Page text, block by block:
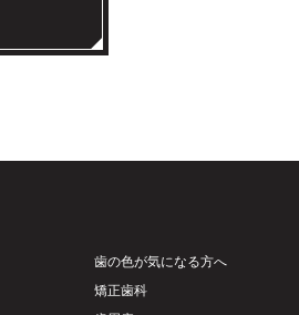
歯の色が気になる方へ
矯正歯科